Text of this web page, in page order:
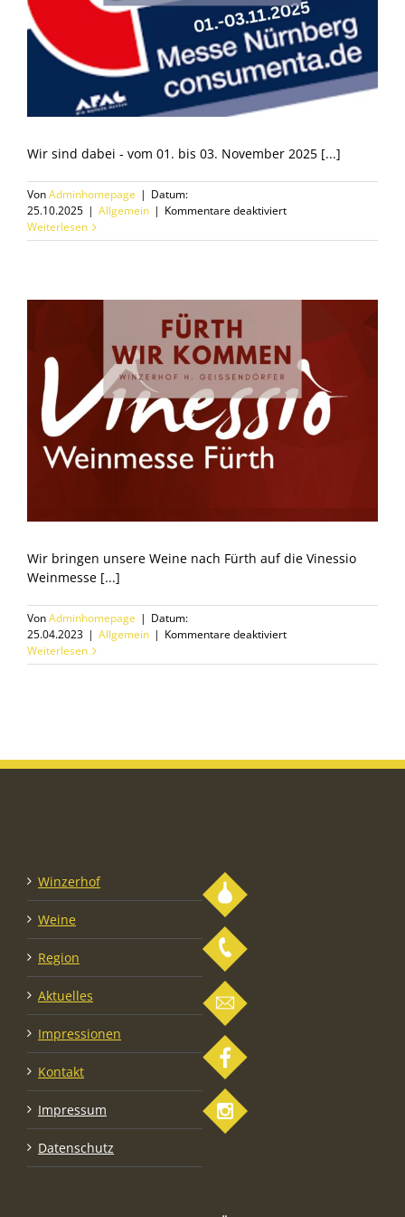
Wir sind dabei - vom 01. bis 03. November 2025 [...]
VonAdminhomepage | Datum:
25.10.2025 | Allgemein | Kommentare deaktiviertfür
2025
Weiterlesen
Wir bringen unsere Weine nach Fürth auf die Vinessio
Weinmesse [...]
VonAdminhomepage | Datum:
25.04.2023 | Allgemein | Kommentare deaktiviertfür
Vinessio
Weiterlesen
Winzerhof
Weine
Region
Aktuelles
Impressionen
Kontakt
Impressum
Datenschutz